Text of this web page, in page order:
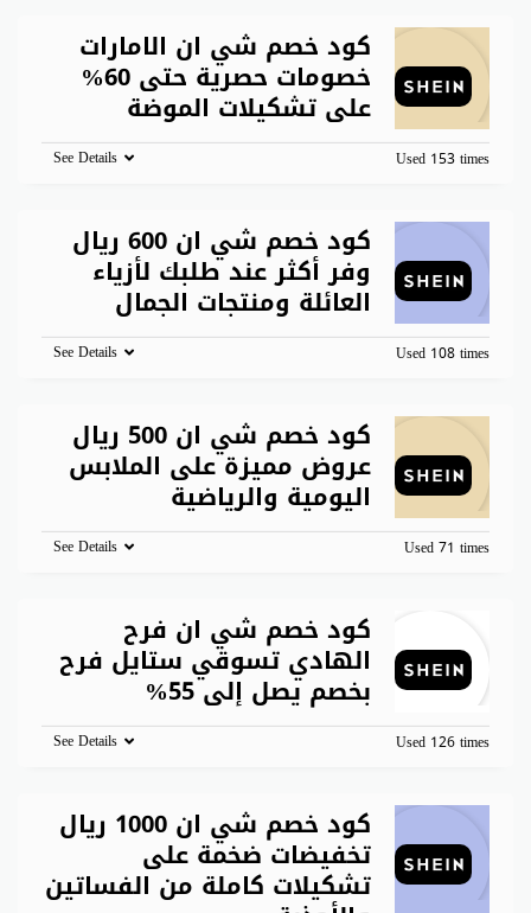
كود خصم شي ان الامارات
خصومات حصرية حتى 60%
على تشكيلات الموضة
Used 153 times
See Details
كود خصم شي ان 600 ريال
وفر أكثر عند طلبك لأزياء
العائلة ومنتجات الجمال
Used 108 times
See Details
كود خصم شي ان 500 ريال
عروض مميزة على الملابس
اليومية والرياضية
Used 71 times
See Details
كود خصم شي ان فرح
الهادي تسوقي ستايل فرح
بخصم يصل إلى 55%
Used 126 times
See Details
كود خصم شي ان 1000 ريال
تخفيضات ضخمة على
تشكيلات كاملة من الفساتين